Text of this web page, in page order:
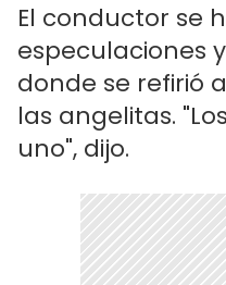
El conductor se
especulaciones
donde se refirió
las angelitas.
uno", dijo.